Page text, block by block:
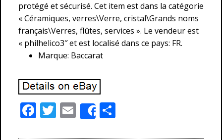
protégé et sécurisé. Cet item est dans la catégorie
« Céramiques, verres\Verre, cristal\Grands noms
français\Verres, flûtes, services ». Le vendeur est
« philhelico3″ et est localisé dans ce pays: FR.
Marque: Baccarat
F T E
m
Share